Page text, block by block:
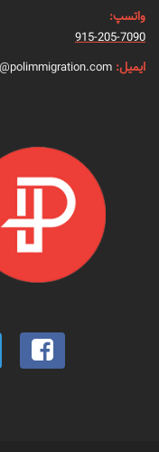
واتسپ:
915-205-7090
ایمیل: